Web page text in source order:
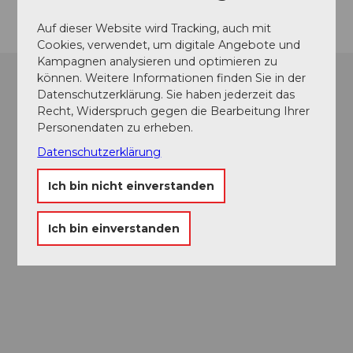
Auf dieser Website wird Tracking, auch mit
Cookies, verwendet, um digitale Angebote und
Kampagnen analysieren und optimieren zu
können. Weitere Informationen finden Sie in der
Datenschutzerklärung. Sie haben jederzeit das
Recht, Widerspruch gegen die Bearbeitung Ihrer
Personendaten zu erheben.
Datenschutzerklärung
Ich bin nicht einverstanden
Ich bin einverstanden